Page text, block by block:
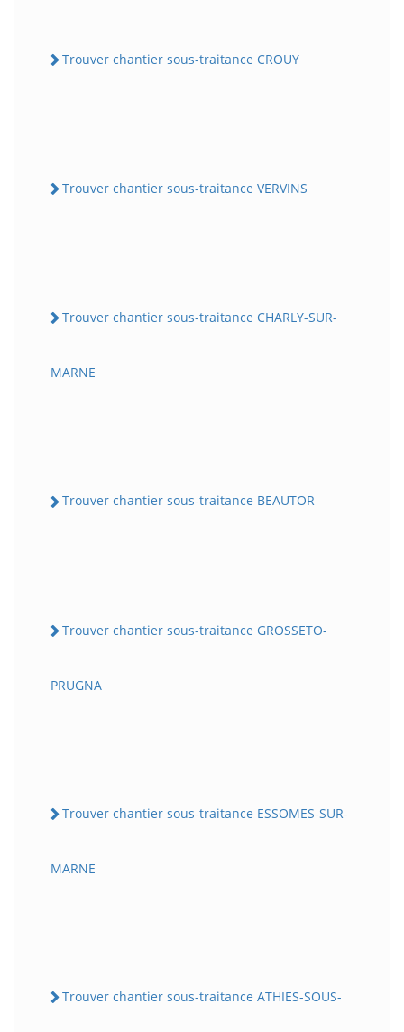
Trouver chantier sous-traitance CROUY
Trouver chantier sous-traitance VERVINS
Trouver chantier sous-traitance CHARLY-SUR-
MARNE
Trouver chantier sous-traitance BEAUTOR
Trouver chantier sous-traitance GROSSETO-
PRUGNA
Trouver chantier sous-traitance ESSOMES-SUR-
MARNE
Trouver chantier sous-traitance ATHIES-SOUS-